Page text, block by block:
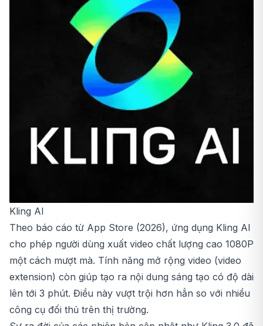
Kling AI
Theo báo cáo từ App Store (2026), ứng dụng Kling AI
cho phép người dùng xuất video chất lượng cao 1080P
một cách mượt mà. Tính năng mở rộng video (video
extension) còn giúp tạo ra nội dung sáng tạo có độ dài
lên tới 3 phút. Điều này vượt trội hơn hẳn so với nhiều
công cụ đối thủ trên thị trường.